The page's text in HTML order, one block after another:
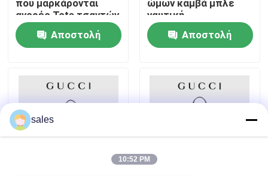
Ποιοτικός έλεγχος
Ειδήσεις
Περιπτώσεις
που μαρκάρονται
αγορές Tote τσαντών
ώμων
Αποστολή
ώμων καμβά μπλε
ναυτική
μαρκαρισμένη
χριστιανικό βιβλίο
μεγάλο
Αποστολή
sales
10:52 PM